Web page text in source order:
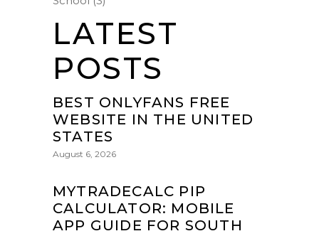
LATEST
POSTS
BEST ONLYFANS FREE
WEBSITE IN THE UNITED
STATES
August 6, 2026
MYTRADECALC PIP
CALCULATOR: MOBILE
APP GUIDE FOR SOUTH